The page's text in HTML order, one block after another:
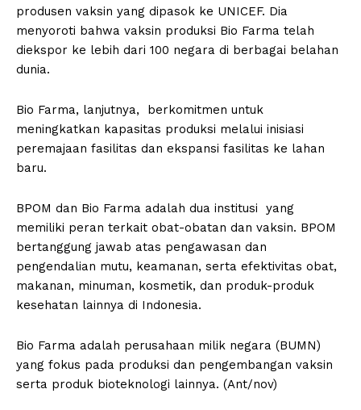
produsen vaksin yang dipasok ke UNICEF. Dia
menyoroti bahwa vaksin produksi Bio Farma telah
diekspor ke lebih dari 100 negara di berbagai belahan
dunia.
Bio Farma, lanjutnya, berkomitmen untuk
meningkatkan kapasitas produksi melalui inisiasi
peremajaan fasilitas dan ekspansi fasilitas ke lahan
baru.
BPOM dan Bio Farma adalah dua institusi yang
memiliki peran terkait obat-obatan dan vaksin. BPOM
bertanggung jawab atas pengawasan dan
pengendalian mutu, keamanan, serta efektivitas obat,
makanan, minuman, kosmetik, dan produk-produk
kesehatan lainnya di Indonesia.
Bio Farma adalah perusahaan milik negara (BUMN)
yang fokus pada produksi dan pengembangan vaksin
serta produk bioteknologi lainnya. (Ant/nov)